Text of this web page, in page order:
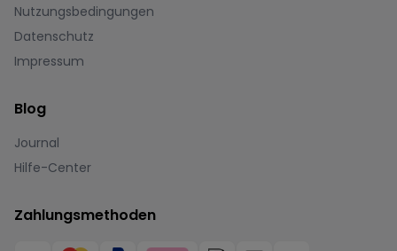
Nutzungsbedingungen
Datenschutz
Impressum
Blog
Journal
Hilfe-Center
Zahlungsmethoden